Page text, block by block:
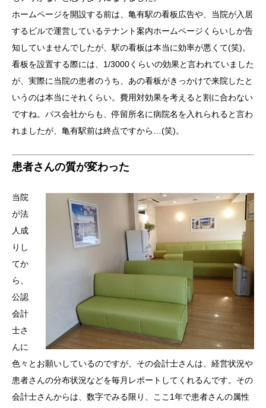
ホームページを開設する前は、亀有駅の看板広告や、当院が入居
するビルで運営しているテナント案内ホームページくらいしか告
知していませんでしたが、駅の看板は本当に効率が悪くて(笑)。
看板を設置する際には、1/3000くらいの効果と言われていました
が、実際に当院の患者のうち、あの看板がきっかけで来院したと
いうのは本当にそれくらい。費用対効果を考えると割に合わない
ですね。バス会社からも、停留所名に病院名を入れられると言わ
れましたが、亀有駅前は終点ですから…(笑)。
患者さんの質が変わった
当院
が法
人成
りし
てか
ら、
公認
会計
士さ
んに
色々とお願いしているのですが、その会計士さんは、経営状況や
患者さんの分布状況などを毎月レポートしてくれるんです。その
会計士さんからは、数字でみる限り、ここ1年で患者さんの属性